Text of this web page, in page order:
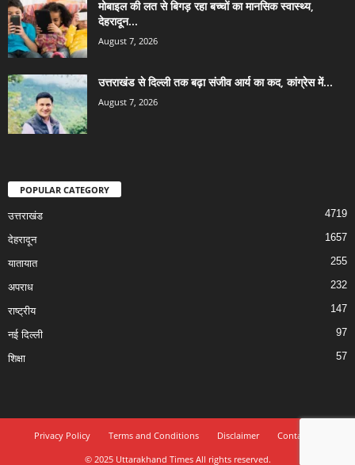
मोबाइल की लत से बिगड़ रहा बच्चों का मानसिक स्वास्थ्य,
देहरादून...
August 7, 2026
उत्तराखंड से दिल्ली तक बढ़ा संजीव आर्य का कद, कांग्रेस में...
August 7, 2026
POPULAR CATEGORY
उत्तराखंड 4719
देहरादून 1657
यातायात 255
अपराध 232
राष्ट्रीय 147
नई दिल्ली 97
शिक्षा 57
Privacy Policy Terms and Conditions Disclaimer
Contact Us
© 2025 Uttarakhand Times All rights reserved.